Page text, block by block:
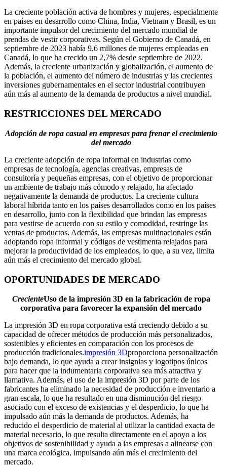
La creciente población activa de hombres y mujeres, especialmente
en países en desarrollo como China, India, Vietnam y Brasil, es un
importante impulsor del crecimiento del mercado mundial de
prendas de vestir corporativas. Según el Gobierno de Canadá, en
septiembre de 2023 había 9,6 millones de mujeres empleadas en
Canadá, lo que ha crecido un 2,7% desde septiembre de 2022.
Además, la creciente urbanización y globalización, el aumento de
la población, el aumento del número de industrias y las crecientes
inversiones gubernamentales en el sector industrial contribuyen
aún más al aumento de la demanda de productos a nivel mundial.
RESTRICCIONES DEL MERCADO
Adopción de ropa casual en empresas para frenar el crecimiento
del mercado
La creciente adopción de ropa informal en industrias como
empresas de tecnología, agencias creativas, empresas de
consultoría y pequeñas empresas, con el objetivo de proporcionar
un ambiente de trabajo más cómodo y relajado, ha afectado
negativamente la demanda de productos. La creciente cultura
laboral híbrida tanto en los países desarrollados como en los países
en desarrollo, junto con la flexibilidad que brindan las empresas
para vestirse de acuerdo con su estilo y comodidad, restringe las
ventas de productos. Además, las empresas multinacionales están
adoptando ropa informal y códigos de vestimenta relajados para
mejorar la productividad de los empleados, lo que, a su vez, limita
aún más el crecimiento del mercado global.
OPORTUNIDADES DE MERCADO
CrecienteUso de la impresión 3D en la fabricación de ropa
corporativa para favorecer la expansión del mercado
La impresión 3D en ropa corporativa está creciendo debido a su
capacidad de ofrecer métodos de producción más personalizados,
sostenibles y eficientes en comparación con los procesos de
producción tradicionales.impresión 3Dproporciona personalización
bajo demanda, lo que ayuda a crear insignias y logotipos únicos
para hacer que la indumentaria corporativa sea más atractiva y
llamativa. Además, el uso de la impresión 3D por parte de los
fabricantes ha eliminado la necesidad de producción e inventario a
gran escala, lo que ha resultado en una disminución del riesgo
asociado con el exceso de existencias y el desperdicio, lo que ha
impulsado aún más la demanda de productos. Además, ha
reducido el desperdicio de material al utilizar la cantidad exacta de
material necesario, lo que resulta directamente en el apoyo a los
objetivos de sostenibilidad y ayuda a las empresas a alinearse con
una marca ecológica, impulsando aún más el crecimiento del
mercado.